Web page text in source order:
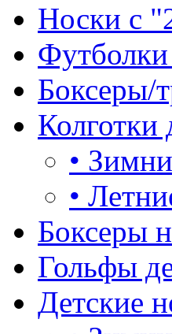
Носки с
Боксеры/
Колготки
•
•
Боксеры
Гольфы
Детские